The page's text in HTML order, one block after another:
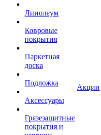
Линолеум
Ковровые
покрытия
Паркетная
доска
Подложка
Аксессуары
Грязезащитные
покрытия и
Акции